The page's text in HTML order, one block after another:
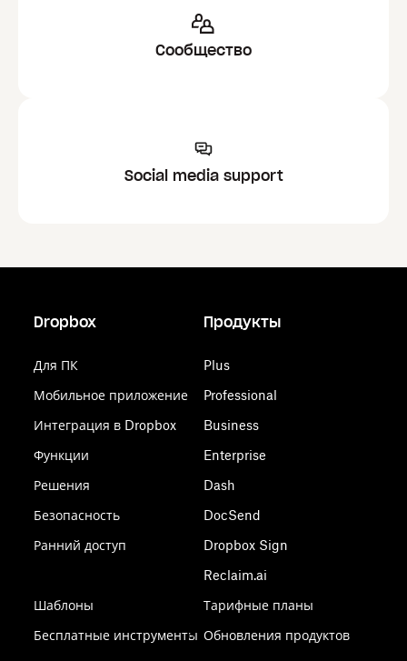
Сообщество
Social media support
Dropbox
Для ПК
Мобильное приложение
Интеграция в Dropbox
Функции
Решения
Безопасность
Ранний доступ
Шаблоны
Бесплатные инструменты
Продукты
Plus
Professional
Business
Enterprise
Dash
DocSend
Dropbox Sign
Reclaim.ai
Тарифные планы
Обновления продуктов